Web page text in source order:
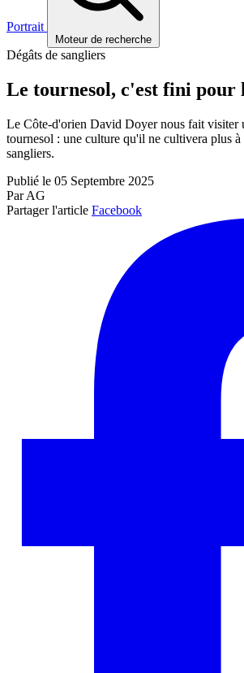
Portrait
Moteur de recherche
Dégâts de sangliers
Le tournesol, c'est fini pour
Le Côte-d'orien David Doyer nous fait visiter
tournesol : une culture qu'il ne cultivera plus à
sangliers.
Publié le 05 Septembre 2025
Par AG
Partager l'article Facebook